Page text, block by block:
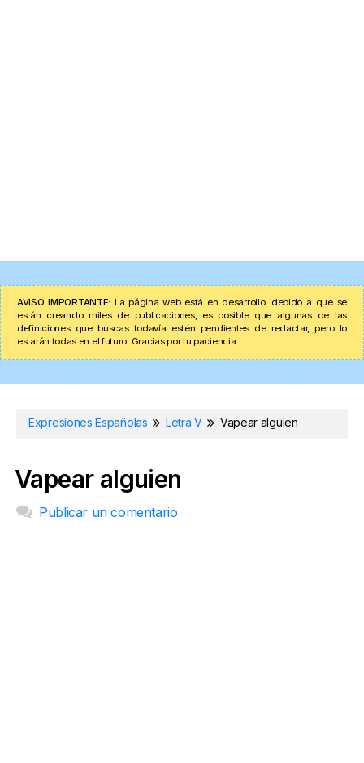
AVISO IMPORTANTE: La página web está en desarrollo, debido a que se
están creando miles de publicaciones, es posible que algunas de las
definiciones que buscas todavía estén pendientes de redactar, pero lo
estarán todas en el futuro. Gracias por tu paciencia.
Expresiones Españolas Letra V Vapear alguien
Vapear alguien
Publicar un comentario